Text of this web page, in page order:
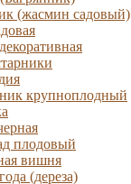
(жасмин садовый)
крупноплодный
плодовый
вишня
(дереза)